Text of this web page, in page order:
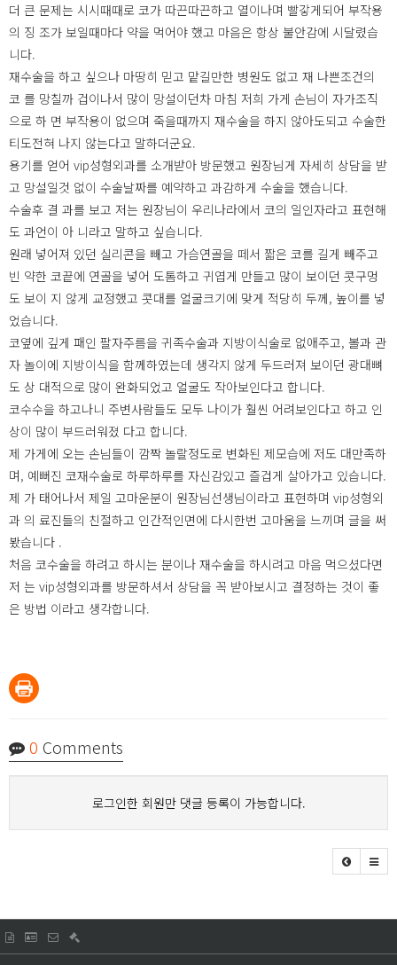
더 큰 문제는 시시때때로 코가 따끈따끈하고 열이나며 빨갛게되어 부작용
의 징 조가 보일때마다 약을 먹어야 했고 마음은 항상 불안감에 시달렸습
니다.
재수술을 하고 싶으나 마땅히 믿고 맡길만한 병원도 없고 재 나쁜조건의
코 를 망칠까 겁이나서 많이 망설이던차 마침 저희 가게 손님이 자가조직
으로 하 면 부작용이 없으며 죽을때까지 재수술을 하지 않아도되고 수술한
티도전혀 나지 않는다고 말하더군요.
용기를 얻어 vip성형외과를 소개받아 방문했고 원장님게 자세히 상담을 받
고 망설일것 없이 수술날짜를 예약하고 과감하게 수술을 했습니다.
수술후 결 과를 보고 저는 원장님이 우리나라에서 코의 일인자라고 표현해
도 과언이 아 니라고 말하고 싶습니다.
원래 넣어져 있던 실리콘을 빼고 가슴연골을 떼서 짧은 코를 길게 빼주고
빈 약한 코끝에 연골을 넣어 도톰하고 귀엽게 만들고 많이 보이던 콧구멍
도 보이 지 않게 교정했고 콧대를 얼굴크기에 맞게 적당히 두께, 높이를 넣
었습니다.
코옆에 깊게 패인 팔자주름을 귀족수술과 지방이식술로 없애주고, 볼과 관
자 놀이에 지방이식을 함께하였는데 생각지 않게 두드러져 보이던 광대뼈
도 상 대적으로 많이 완화되었고 얼굴도 작아보인다고 합니다.
코수수을 하고나니 주변사람들도 모두 나이가 훨씬 어려보인다고 하고 인
상이 많이 부드러워졌 다고 합니다.
제 가게에 오는 손님들이 깜짝 놀랄정도로 변화된 제모습에 저도 대만족하
며, 예뻐진 코재수술로 하루하루를 자신감있고 즐겁게 살아가고 있습니다.
제 가 태어나서 제일 고마운분이 원장님선생님이라고 표현하며 vip성형외
과 의 료진들의 친절하고 인간적인면에 다시한번 고마움을 느끼며 글을 써
봤습니다 .
처음 코수술을 하려고 하시는 분이나 재수술을 하시려고 마음 먹으셨다면
저 는 vip성형외과를 방문하셔서 상담을 꼭 받아보시고 결정하는 것이 좋
은 방법 이라고 생각합니다.
0 Comments
로그인한 회원만 댓글 등록이 가능합니다.